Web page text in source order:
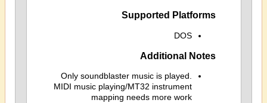
Supported Platforms
DOS
Additional Notes
Only soundblaster music is played.
MIDI music playing/MT32 instrument
mapping needs more work